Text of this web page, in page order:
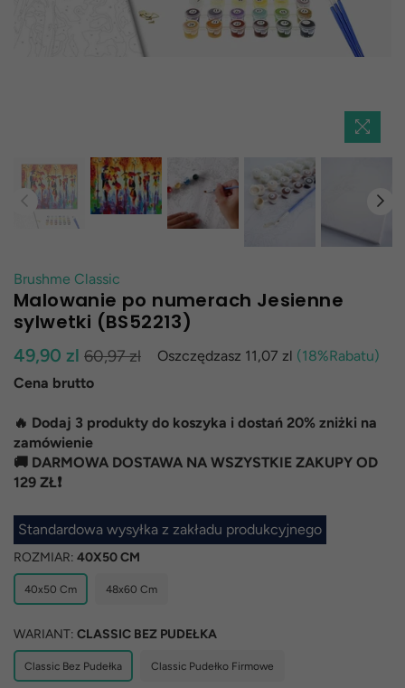
Brushme Classic
Malowanie po numerach Jesienne
sylwetki (BS52213)
Normalna
cena
49,90 zl 60,97 zl Oszczędzasz 11,07 zl (18%Rabatu)
Cena brutto
🔥 Dodaj 3 produkty do koszyka i dostań 20% zniżki na
zamówienie
🚚 DARMOWA DOSTAWA NA WSZYSTKIE ZAKUPY OD
129 ZŁ❗
Standardowa wysyłka z zakładu produkcyjnego
ROZMIAR: 40X50 CM
40x50 Cm 48x60 Cm
WARIANT: CLASSIC BEZ PUDEŁKA
Classic Bez Pudełka Classic Pudełko Firmowe